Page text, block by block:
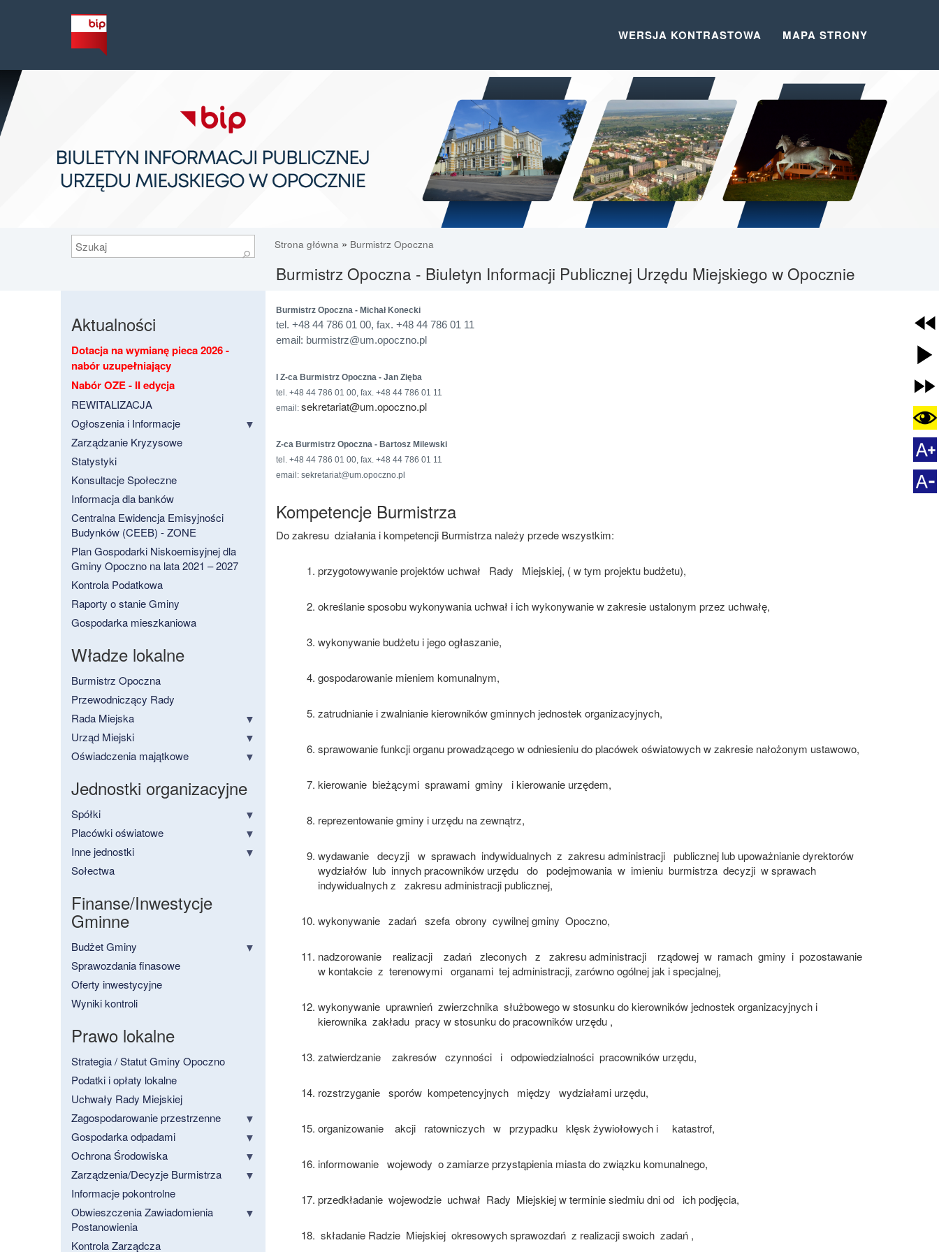
WERSJA KONTRASTOWA MAPA STRONY
Szukaj
⚲
Strona główna » Burmistrz Opoczna
Burmistrz Opoczna - Biuletyn Informacji Publicznej Urzędu Miejskiego w Opocznie
Aktualności
Dotacja na wymianę pieca 2026 -
nabór uzupełniający
Nabór OZE - II edycja
REWITALIZACJA
Ogłoszenia i Informacje
Zarządzanie Kryzysowe
Statystyki
Konsultacje Społeczne
Informacja dla banków
Centralna Ewidencja Emisyjności
Budynków (CEEB) - ZONE
Plan Gospodarki Niskoemisyjnej dla
Gminy Opoczno na lata 2021 – 2027
Kontrola Podatkowa
Raporty o stanie Gminy
Gospodarka mieszkaniowa
Władze lokalne
Burmistrz Opoczna
Przewodniczący Rady
Rada Miejska
Urząd Miejski
Oświadczenia majątkowe
Jednostki organizacyjne
Spółki
Placówki oświatowe
Inne jednostki
Sołectwa
Finanse/Inwestycje
Gminne
Budżet Gminy
Sprawozdania finasowe
Oferty inwestycyjne
Wyniki kontroli
Prawo lokalne
Strategia / Statut Gminy Opoczno
Podatki i opłaty lokalne
Uchwały Rady Miejskiej
Zagospodarowanie przestrzenne
Gospodarka odpadami
Ochrona Środowiska
Zarządzenia/Decyzje Burmistrza
Informacje pokontrolne
Obwieszczenia Zawiadomienia
Postanowienia
Kontrola Zarządcza
Burmistrz Opoczna - Michał Konecki
tel. +48 44 786 01 00, fax. +48 44 786 01 11
email: burmistrz@um.opoczno.pl
I Z-ca Burmistrz Opoczna - Jan Zięba
tel. +48 44 786 01 00, fax. +48 44 786 01 11
email: sekretariat@um.opoczno.pl
Z-ca Burmistrz Opoczna - Bartosz Milewski
tel. +48 44 786 01 00, fax. +48 44 786 01 11
email:sekretariat@um.opoczno.pl
Kompetencje Burmistrza
Do zakresu działania i kompetencji Burmistrza należy przede wszystkim:
przygotowywanie projektów uchwał Rady Miejskiej, ( w tym projektu budżetu),
określanie sposobu wykonywania uchwał i ich wykonywanie w zakresie ustalonym przez uchwałę,
wykonywanie budżetu i jego ogłaszanie,
gospodarowanie mieniem komunalnym,
zatrudnianie i zwalnianie kierowników gminnych jednostek organizacyjnych,
sprawowanie funkcji organu prowadzącego w odniesieniu do placówek oświatowych w zakresie nałożonym ustawowo,
kierowanie bieżącymi sprawami gminy i kierowanie urzędem,
reprezentowanie gminy i urzędu na zewnątrz,
wydawanie decyzji w sprawach indywidualnych z zakresu administracji publicznej lub upoważnianiedyrektorów
wydziałów lub innych pracowników urzędu do podejmowania w imieniu burmistrza decyzji w sprawach
indywidualnych z
zakresu administracji publicznej,
wykonywanie zadań szefa obrony cywilnej gminy Opoczno,
nadzorowanie realizacji zadań zleconych z zakresu administracji rządowej w ramach gminy i pozostawanie
w kontakcie z terenowymi organami tej administracji, zarówno ogólnej jak i specjalnej,
wykonywanie uprawnień zwierzchnika służbowego w stosunku do kierowników jednostek organizacyjnych i
kierownika zakładu pracy w stosunku do pracowników urzędu ,
zatwierdzanie zakresów czynności i odpowiedzialności pracowników urzędu,
rozstrzyganie sporów kompetencyjnych między wydziałami urzędu,
organizowanie akcji ratowniczych w przypadku klęsk żywiołowych i katastrof,
informowanie wojewody o zamiarze przystąpienia miasta do związku komunalnego,
przedkładanie wojewodzie uchwał Rady Miejskiej w terminie siedmiu dni od ich podjęcia,
składanie Radzie Miejskiej okresowych sprawozdań z realizacji swoich zadań ,